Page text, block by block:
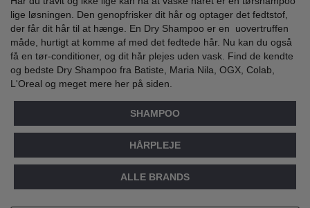
lige løsningen. Den genopfrisker dit hår og optager det fedtstof,
der får dit hår til at hænge. En Dry Shampoo er en uovertruffen
måde, hurtigt at komme af med det fedtede hår. Nu kan du også
få en tør-conditioner, og dit hår plejes uden vask. Find de kendte
og bedste Dry Shampoo fra Batiste, Maria Nila, OGX, Colab,
L'Oreal og meget mere her på siden.
SHAMPOO
HÅRPLEJE
ALLE BRANDS